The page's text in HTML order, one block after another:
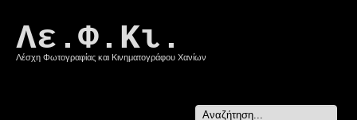
Λε.Φ.Κι.
Λέσχη Φωτογραφίας και Κινηματογράφου Χανίων
Search